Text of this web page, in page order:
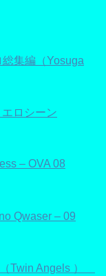
集編（Yosuga
ロシーン
– OVA 08
Qwaser – 09
Twin Angels ）